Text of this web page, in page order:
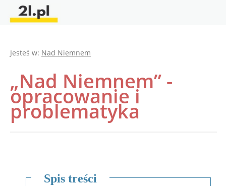
Jesteś w: Nad Niemnem
„Nad Niemnem” -
opracowanie i
problematyka
Spis treści